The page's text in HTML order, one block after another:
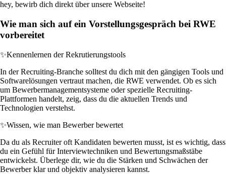
hey, bewirb dich direkt über unsere Webseite!
Wie man sich auf ein Vorstellungsgespräch bei RWE
vorbereitet
✨Kennenlernen der Rekrutierungstools
In der Recruiting-Branche solltest du dich mit den gängigen Tools und
Softwarelösungen vertraut machen, die RWE verwendet. Ob es sich
um Bewerbermanagementsysteme oder spezielle Recruiting-
Plattformen handelt, zeig, dass du die aktuellen Trends und
Technologien verstehst.
✨Wissen, wie man Bewerber bewertet
Da du als Recruiter oft Kandidaten bewerten musst, ist es wichtig, dass
du ein Gefühl für Interviewtechniken und Bewertungsmaßstäbe
entwickelst. Überlege dir, wie du die Stärken und Schwächen der
Bewerber klar und objektiv analysieren kannst.